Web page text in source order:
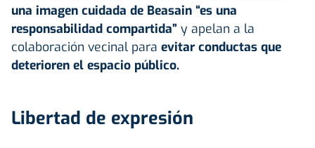
una imagen cuidada de Beasain “es una
responsabilidad compartida” y apelan a la
colaboración vecinal para evitar conductas que
deterioren el espacio público.
Libertad de expresión